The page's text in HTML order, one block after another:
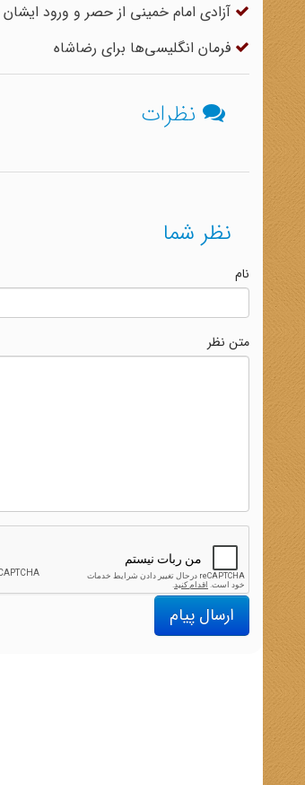
آزادی امام خمینی از حصر و ورود
فرمان انگلیسی‌ها برای رضاشاه
نظرات
نظر شما
نام
متن نظر
ارسال پیام